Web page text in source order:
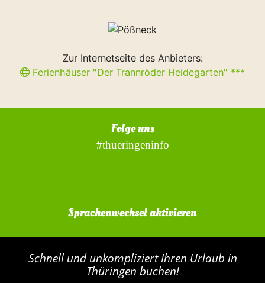
Zur Internetseite des Anbieters:
Ferienhäuser "Der Trannröder Heidegarten" ***
Folge uns
#thueringeninfo
Sprachenwechsel aktivieren
Schnell und unkompliziert Ihren Urlaub in
Thüringen buchen!